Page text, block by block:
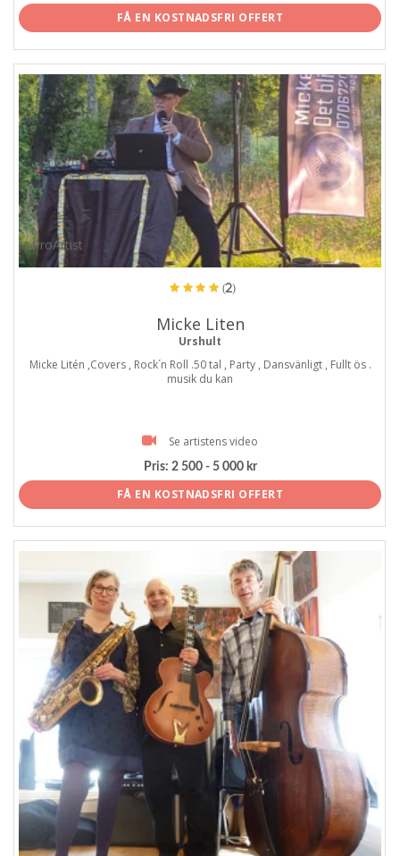
FÅ EN KOSTNADSFRI OFFERT
ProArtist
(2)
Micke Liten
Urshult
Micke Litén ,Covers , Rock´n Roll .50 tal , Party , Dansvänligt , Fullt ös .
musik du kan
Se artistens video
Pris: 2 500 - 5 000 kr
FÅ EN KOSTNADSFRI OFFERT